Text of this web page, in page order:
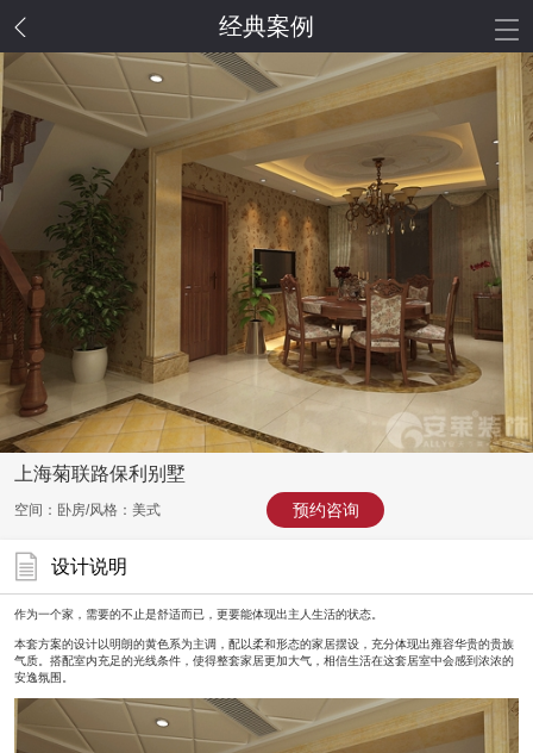
经典案例
上海菊联路保利别墅
空间：卧房/风格：美式 预约咨询
设计说明
作为一个家，需要的不止是舒适而已，更要能体现出主人生活的状态。
本套方案的设计以明朗的黄色系为主调，配以柔和形态的家居摆设，充分体现出雍容华贵的贵族
气质。搭配室内充足的光线条件，使得整套家居更加大气，相信生活在这套居室中会感到浓浓的
安逸氛围。